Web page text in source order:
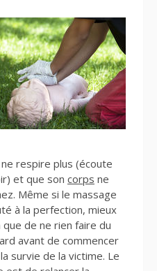
respire plus (écoute
et que son corps ne
Même si le massage
à la perfection, mieux
de ne rien faire du
avant de commencer
survie de la victime. Le